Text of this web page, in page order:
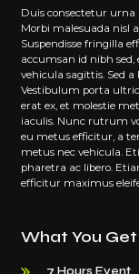
Duis consectetur
Morbi malesuada nisl
Suspendisse fringilla
accumsan id nibh sed,
vehicula sagittis. Sed
Vestibulum porta
erat ex, et molestie
iaculis. Nunc rutrum
eu metus efficitur, a
metus nec vehicula.
pharetra ac libero.
efficitur maximus
What You Get